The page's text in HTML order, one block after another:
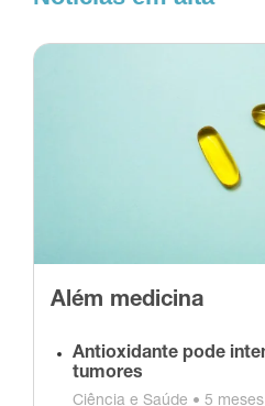
Além medicina
Antioxidante pode
tumores
Ciência e Saúde • 5